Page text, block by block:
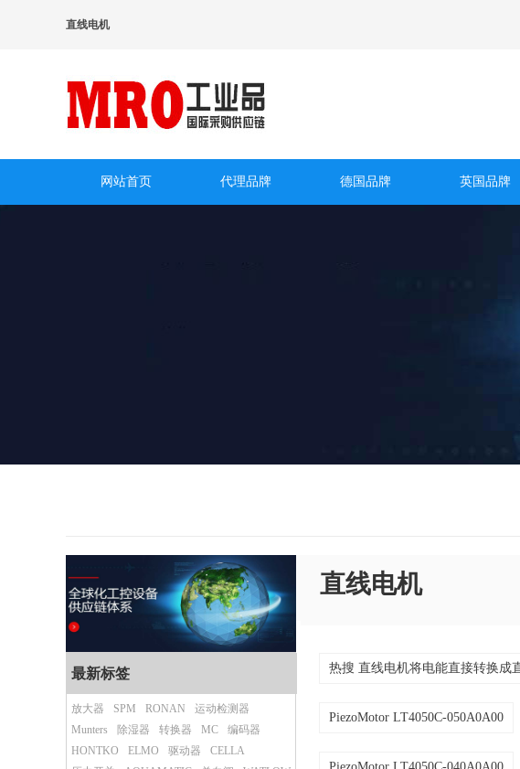
直线电机
网站首页 代理品牌 德国品牌 英国品牌
最新标签
放大器 SPM RONAN
运动检测器
Munters
除湿器 转换器 MC
编码器
HONTKO
ELMO 驱动器
CELLA
直线电机
热搜 直线电机将电能直接转换成
PiezoMotor LT4050C-050A0A00